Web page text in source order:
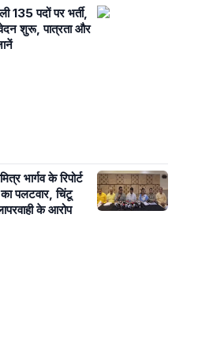
135 पदों पर भर्ती,
शुरू, पात्रता और
भार्गव के रिपोर्ट
पलटवार, चिंटू
के आरोप